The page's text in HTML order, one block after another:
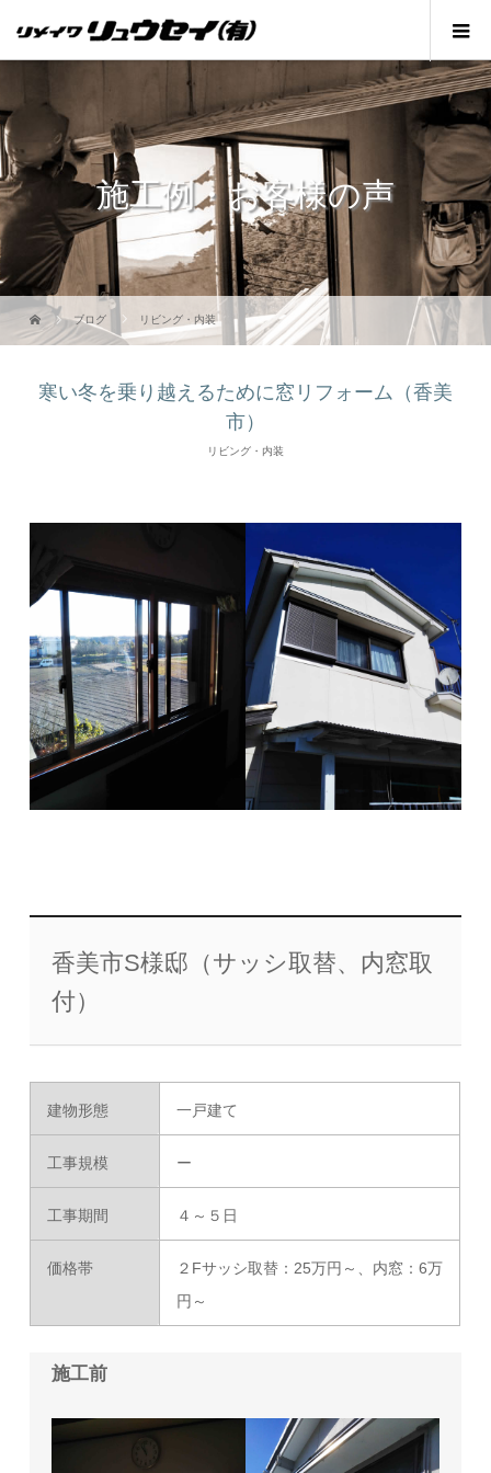
施工例・お客様の声
ブログ リビング・内装
寒い冬を乗り越えるために窓リフォーム（香美
市）
リビング・内装
香美市S様邸（サッシ取替、内窓取
付）
建物形態 一戸建て
工事規模 ー
工事期間 ４～５日
価格帯
２Fサッシ取替：25万円～、内窓：6万
円～
施工前